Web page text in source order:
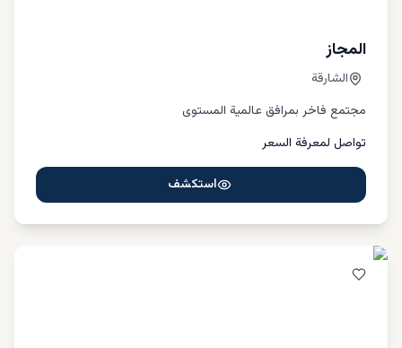
المجاز
الشارقة
مجتمع فاخر بمرافق عالمية المستوى
تواصل لمعرفة السعر
استكشف